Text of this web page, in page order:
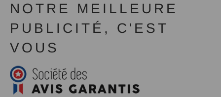
NOTRE MEILLEURE
PUBLICITÉ, C'EST
VOUS